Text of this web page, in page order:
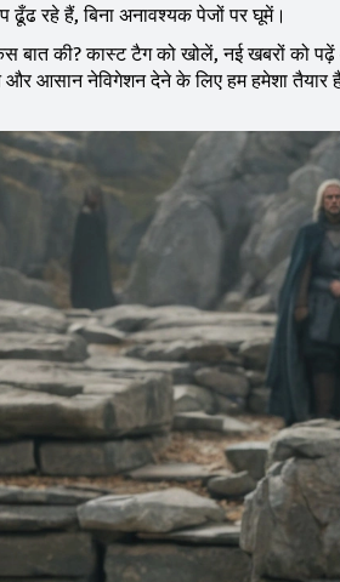
ढूँढ रहे हैं, बिना अनावश्यक पेजों पर घूमें।
बात की? कास्ट टैग को खोलें, नई खबरों को
और आसान नेविगेशन देने के लिए हम हमेशा तैयार